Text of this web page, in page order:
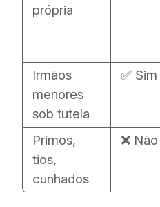
própria
Irmãos
menores
sob tutela
✅ Sim
Primos,
tios,
cunhados
❌ Não